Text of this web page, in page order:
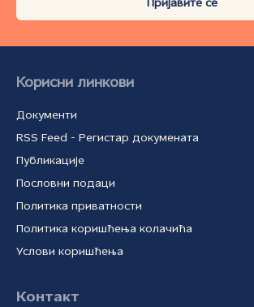
Пријавите се
Корисни линкови
Документи
RSS Feed - Регистар докумената
Публикације
Пословни подаци
Политика приватности
Политика коришћења колачића
Услови коришћења
Контакт